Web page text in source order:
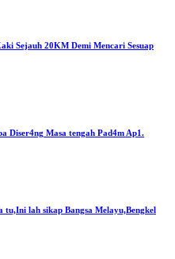
Sejauh 20KM Demi Mencari Sesuap
Diser4ng Masa tengah Pad4m Ap1.
lah sikap Bangsa Melayu,Bengkel